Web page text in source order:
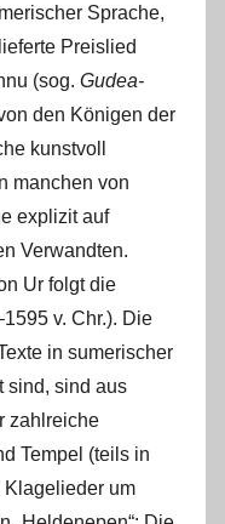
Sprache,
Preislied
(sog. Gudea-
den Königen der
kunstvoll
manchen von
explizit auf
Verwandten.
Ur folgt die
v. Chr.). Die
in sumerischer
sind, sind aus
zahlreiche
Tempel (teils in
Klagelieder um